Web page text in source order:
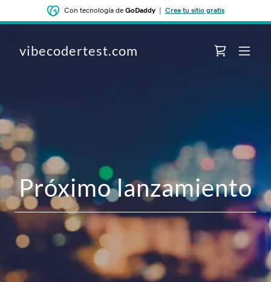
Con tecnología de GoDaddy| Crea tu sitio gratis
vibecodertest.com
‌‌Próximo lanzamiento